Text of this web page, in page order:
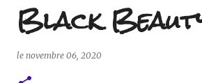
Black
le novembre 06, 2020